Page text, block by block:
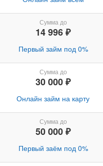
Сумма до
14 996 ₽
Первый займ под 0%
Сумма до
30 000 ₽
Онлайн займ на карту
Сумма до
50 000 ₽
Первый заём под 0%